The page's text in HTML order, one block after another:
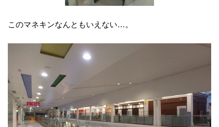
このマネキンなんともいえない…。